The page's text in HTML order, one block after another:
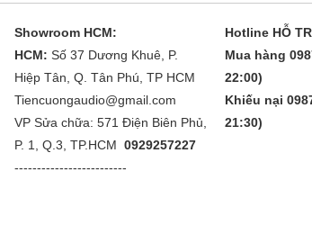
Showroom HCM:
HCM: Số 37 Dương Khuê, P.
Hiệp Tân, Q. Tân Phú, TP HCM
Tiencuongaudio@gmail.com
VP Sửa chữa: 571 Điện Biên Phủ,
P. 1, Q.3, TP.HCM 0929257227
-------------------------
Hotline HỖ
Mua hàng
22:00)
Khiếu nại
21:30)